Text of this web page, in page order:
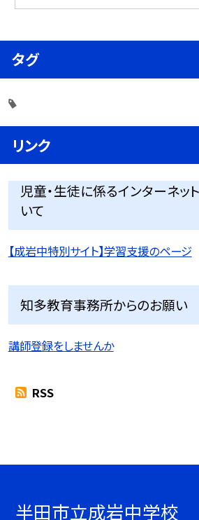
タグ
リンク
児童・生徒に係るインターネッ
いて
【成岩中特別サイト】学習支援のページ
知多教育事務所からのお願い
講師登録をしませんか
RSS
半田市立成岩中学校